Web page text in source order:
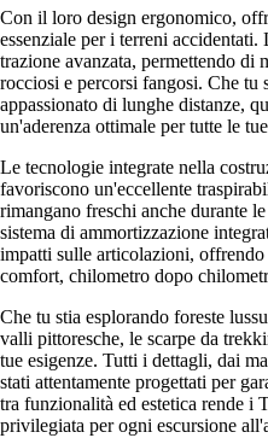
Con il loro design ergonomico,
essenziale per i terreni accidentati.
trazione avanzata, permettendo di
rocciosi e percorsi fangosi. Che tu
appassionato di lunghe distanze,
un'aderenza ottimale per tutte le
Le tecnologie integrate nella
favoriscono un'eccellente
rimangano freschi anche durante
sistema di ammortizzazione
impatti sulle articolazioni, offrendo
comfort, chilometro dopo
Che tu stia esplorando foreste
valli pittoresche, le scarpe da
tue esigenze. Tutti i dettagli, dai
stati attentamente progettati per
tra funzionalità ed estetica rende i
privilegiata per ogni escursione